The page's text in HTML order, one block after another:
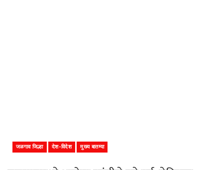
जळगाव जिल्हा देश-विदेश मुख्य बातम्या